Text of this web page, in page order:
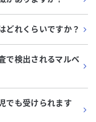
どれくらいですか？
で検出されるマルベ
でも受けられます